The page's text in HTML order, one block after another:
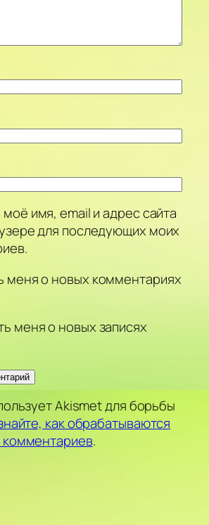
имя, email и адрес сайта
для последующих моих
меня о новых комментариях
меня о новых записях
Akismet для борьбы
как обрабатываются
.